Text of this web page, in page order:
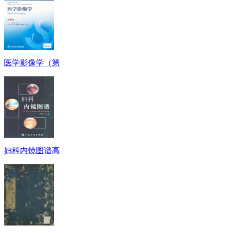
医学影像学（第
妇科内镜图谱高